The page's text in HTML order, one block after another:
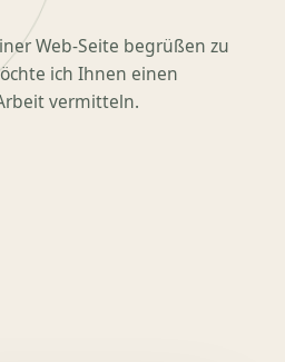
Web-Seite begrüßen zu
ich Ihnen einen
vermitteln.